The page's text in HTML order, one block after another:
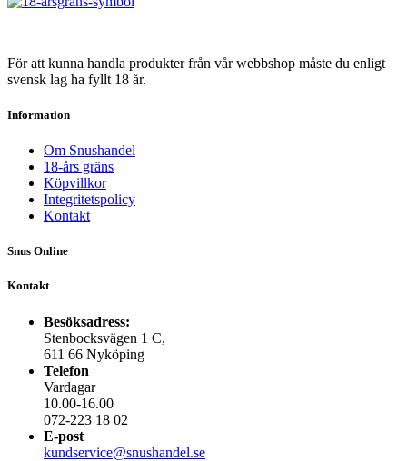
kan
produktsidan
För att kunna handla produkter från vår webbshop måste du enligt
svensk lag ha fyllt 18 år.
Information
Om Snushandel
18-års gräns
Köpvillkor
Integritetspolicy
Kontakt
Snus Online
Kontakt
Besöksadress:
Stenbocksvägen 1 C,
611 66 Nyköping
Telefon
Vardagar
10.00-16.00
072-223 18 02
E-post
kundservice@snushandel.se